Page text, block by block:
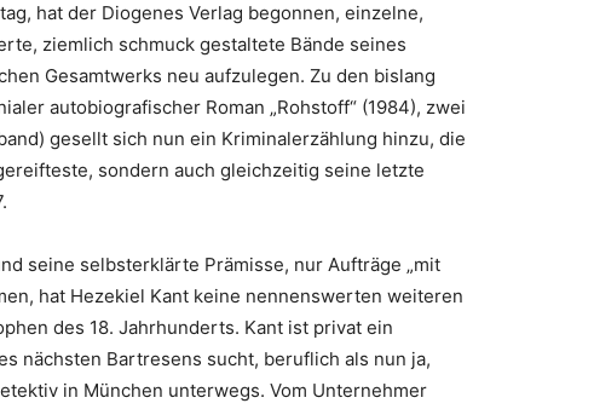
hat der Diogenes Verlag begonnen, einzelne,
ziemlich schmuck gestaltete Bände seines
Gesamtwerks neu aufzulegen. Zu den bislang
autobiografischer Roman „Rohstoff“ (1984), zwei
gesellt sich nun ein Kriminalerzählung hinzu, die
sondern auch gleichzeitig seine letzte
seine selbsterklärte Prämisse, nur Aufträge „mit
hat Hezekiel Kant keine nennenswerten weiteren
des 18. Jahrhunderts. Kant ist privat ein
nächsten Bartresens sucht, beruflich als nun ja,
in München unterwegs. Vom Unternehmer